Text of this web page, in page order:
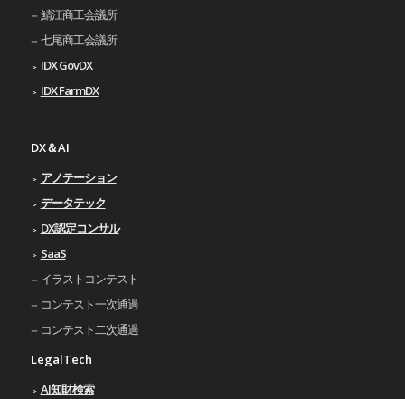
鯖江商工会議所
七尾商工会議所
IDX GovDX
IDX FarmDX
DX＆AI
アノテーション
データテック
DX認定コンサル
SaaS
イラストコンテスト
コンテスト一次通過
コンテスト二次通過
LegalTech
AI知財検索